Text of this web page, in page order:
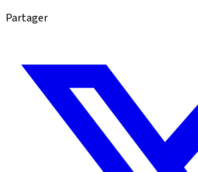
Partager